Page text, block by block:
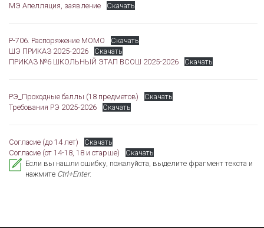
МЭ Апелляция, заявление
Скачать
Р-706. Распоряжение МОМО
Скачать
ШЭ ПРИКАЗ 2025-2026
Скачать
ПРИКАЗ №6 ШКОЛЬНЫЙ ЭТАП ВСОШ 2025-2026
Скачать
РЭ_Проходные баллы (18 предметов)
Скачать
Требования РЭ 2025-2026
Скачать
Согласие (до 14 лет)
Скачать
Согласие (от 14-18, 18 и старше)
Скачать
Если вы нашли ошибку, пожалуйста, выделите фрагмент текста и
нажмите Ctrl+Enter.